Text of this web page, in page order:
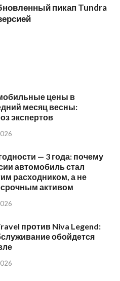
пикап Tundra
цены в
месяц весны:
экспертов
— 3 года: почему
автомобиль стал
расходником, а не
активом
против Niva Legend:
обойдется